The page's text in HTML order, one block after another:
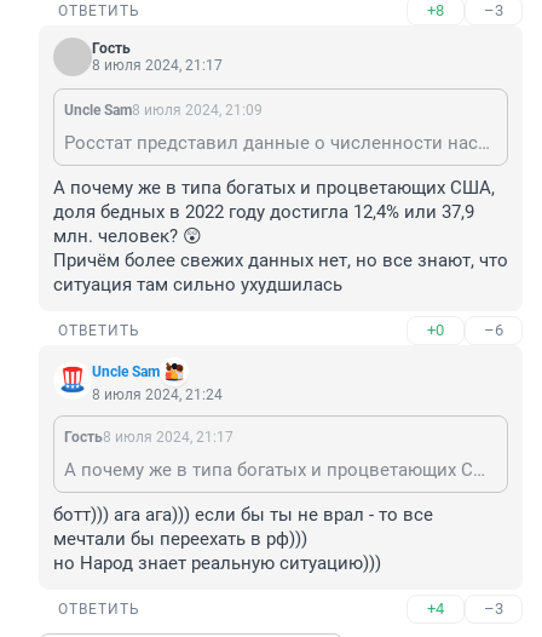
ОТВЕТИТЬ +8 –3
Гость
8 июля 2024, 21:17
Unclе Sam8 июля 2024, 21:09
Росстат представил данные о численности населения с денежными доходами ниже границы бедности в I квартале 2023 года В I квартале 2023 года граница бедности составила 14026 руб. Численность населения с доходами ниже границы бедности составила 19,6 млн человек
А почему же в типа богатых и процветающих США,
доля бедных в 2022 году достигла 12,4% или 37,9
млн. человек? 😲
Причём более свежих данных нет, но все знают, что
ситуация там сильно ухудшилась
ОТВЕТИТЬ +0 –6
Unclе Sam
8 июля 2024, 21:24
Гость8 июля 2024, 21:17
А почему же в типа богатых и процветающих США, доля бедных в 2022 году достигла 12,4% или 37,9 млн. человек? 😲 Причём более свежих данных нет, но все знают, что ситуация там сильно ухудшилась
ботт))) ага ага))) если бы ты не врал - то все
мечтали бы переехать в рф)))
но Народ знает реальную ситуацию)))
ОТВЕТИТЬ +4 –3